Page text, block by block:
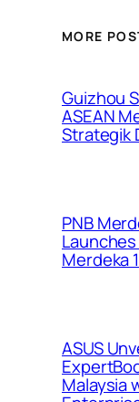
MORE
Guizhou
ASEAN
Strategik
PNB
Merdeka
ASUS
Malaysia